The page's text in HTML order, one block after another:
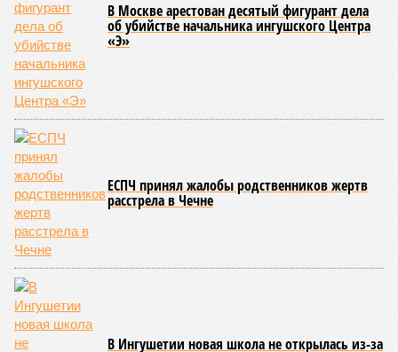
В Москве арестован десятый фигурант дела
об убийстве начальника ингушского Центра
«Э»
ЕСПЧ принял жалобы родственников жертв
расстрела в Чечне
В Ингушетии новая школа не открылась из-за